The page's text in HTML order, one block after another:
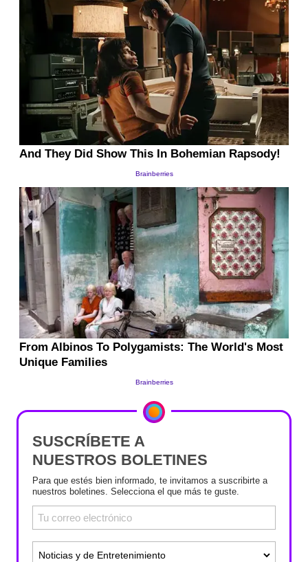
SUSCRÍBETE A
NUESTROS BOLETINES
Para que estés bien informado, te invitamos a suscribirte a
nuestros boletines. Selecciona el que más te guste.